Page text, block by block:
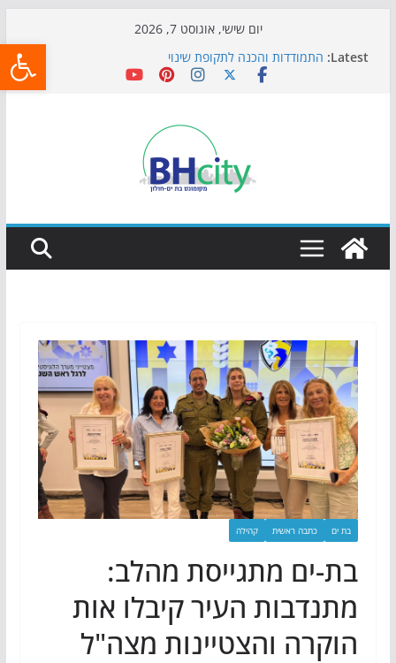
יום שישי, אוגוסט 7, 2026
Latest: התמודדות והכנה לתקופת שינוי
אי ההרפתקאות ממשיך לכבוש את הגינות: מאות משפחות
כדורגל באווירה מיוחדת: הקרנת גמר המונדיאל בטרמינל
הקיץ של בני הנוער בבת־ים: חוף הריביירה הופך למרחב
בטוח בשעות הערב
בת ים כתבה ראשית קהילה
בת-ים מתגייסת מהלב:
מתנדבות העיר קיבלו אות
הוקרה והצטיינות מצה"ל